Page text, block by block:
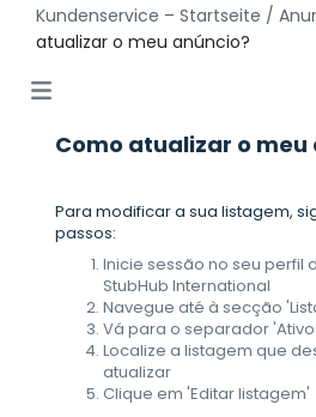
Kundenservice – Startseite /
atualizar o meu anúncio?
Como atualizar o meu
Para modificar a sua listagem,
passos:
Inicie sessão no seu perfil
StubHub International
Navegue até à secção
Vá para o separador
Localize a listagem que
atualizar
Clique em 'Editar listagem'